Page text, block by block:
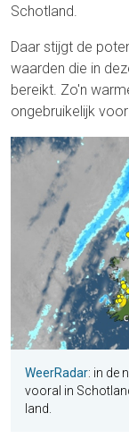
Schotland.
Daar stijgt de
waarden die in
bereikt. Zo'n
ongebruikelijk
WeerRadar: in de
vooral in
land.